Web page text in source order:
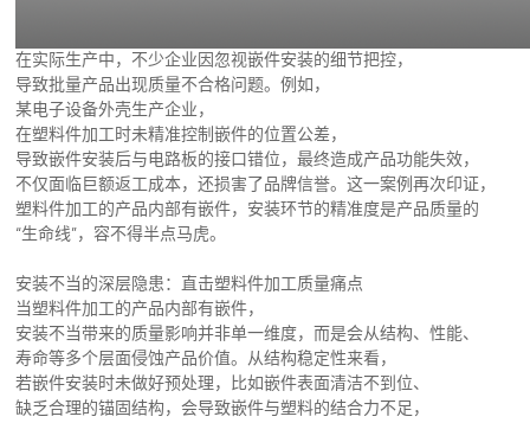
在实际生产中，不少企业因忽视嵌件安装的细节把控，
导致批量产品出现质量不合格问题。例如，
某电子设备外壳生产企业，
在塑料件加工时未精准控制嵌件的位置公差，
导致嵌件安装后与电路板的接口错位，最终造成产品功能失效，
不仅面临巨额返工成本，还损害了品牌信誉。这一案例再次印证，
塑料件加工的产品内部有嵌件，安装环节的精准度是产品质量的
“生命线”，容不得半点马虎。
安装不当的深层隐患：直击塑料件加工质量痛点
当塑料件加工的产品内部有嵌件，
安装不当带来的质量影响并非单一维度，而是会从结构、性能、
寿命等多个层面侵蚀产品价值。从结构稳定性来看，
若嵌件安装时未做好预处理，比如嵌件表面清洁不到位、
缺乏合理的锚固结构，会导致嵌件与塑料的结合力不足，